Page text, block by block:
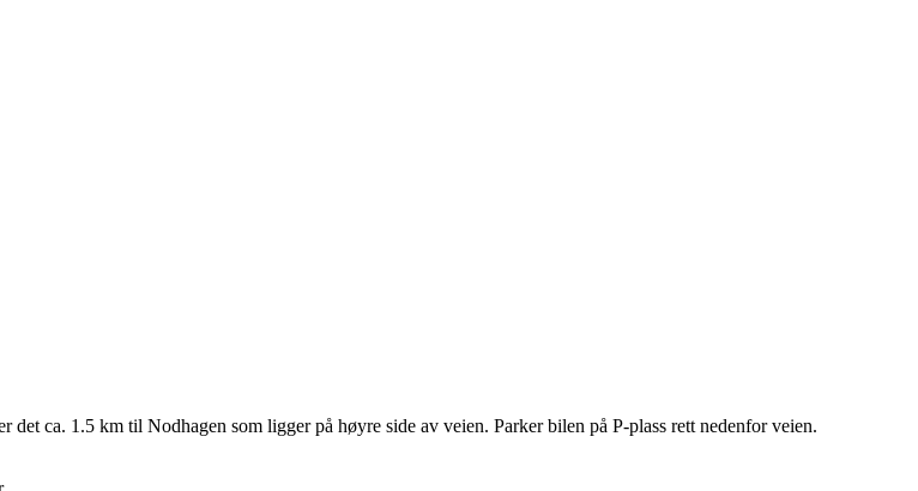
ca. 1.5 km til Nodhagen som ligger på høyre side av veien. Parker bilen på P-plass rett nedenfor veien.